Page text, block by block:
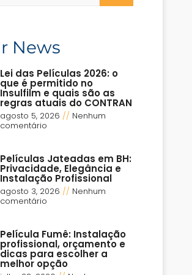
News
Lei das Películas 2026: o
que é permitido no
Insulfilm e quais são as
regras atuais do CONTRAN
agosto 5, 2026
Nenhum
comentário
Películas Jateadas em BH:
Privacidade, Elegância e
Instalação Profissional
agosto 3, 2026
Nenhum
comentário
Película Fumê: Instalação
profissional, orçamento e
dicas para escolher a
melhor opção